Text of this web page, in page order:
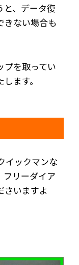
と、データ復
きない場合も
プを取ってい
ます。
イックマンな
フリーダイア
さいますよ